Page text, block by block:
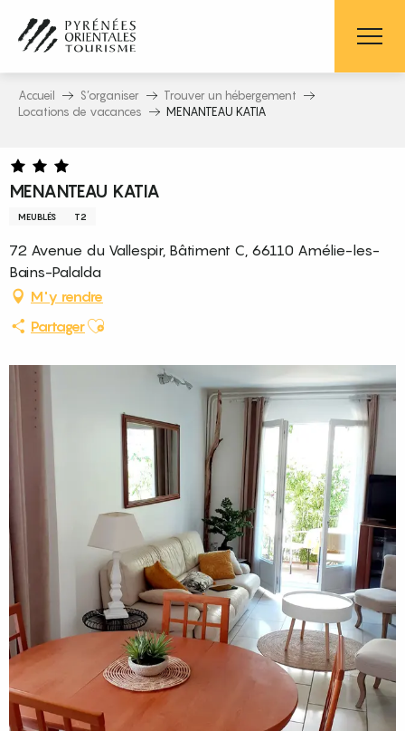
contenu
principal
Accueil S’organiser
Trouver un hébergement
Locations de vacances
MENANTEAU KATIA
MENANTEAU KATIA
MEUBLÉS T2
72 Avenue du Vallespir, Bâtiment C, 66110 Amélie-les-
Bains-Palalda
M'y rendre
PartagerAjouter aux favoris